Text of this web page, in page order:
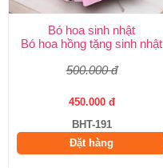
Bó hoa sinh nhật
Bó hoa hồng tặng sinh nhật
500.000 đ
450.000 đ
BHT-191
Đặt hàng